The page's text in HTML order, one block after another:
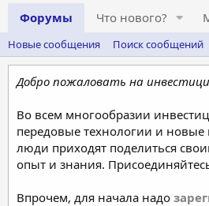
Форумы Что нового?
Новые сообщения Поиск сообщений
Добро пожаловать на
Во всем многообразии
передовые технологии и новые
люди приходят поделиться
опыт и знания.
Впрочем, для начала надо